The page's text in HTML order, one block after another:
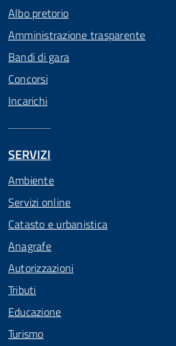
Albo pretorio
Amministrazione trasparente
Bandi di gara
Concorsi
Incarichi
SERVIZI
Ambiente
Servizi online
Catasto e urbanistica
Anagrafe
Autorizzazioni
Tributi
Educazione
Turismo